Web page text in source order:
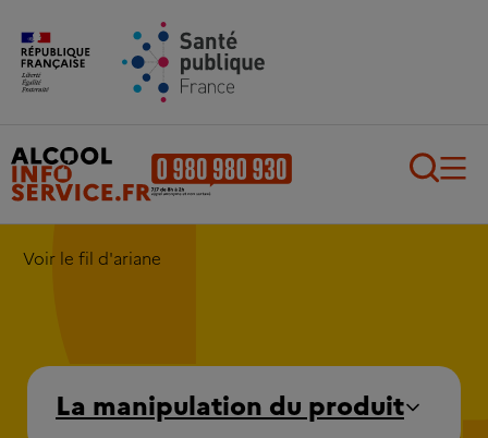
Aller au contenu principal
Voir le fil d'ariane
La manipulation du produit